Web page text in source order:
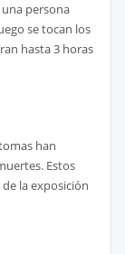
persona
se tocan los
hasta 3 horas
han
Estos
la exposición